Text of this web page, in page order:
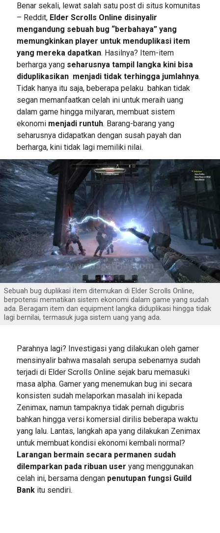
Benar sekali, lewat salah satu post di situs komunitas
– Reddit,Elder Scrolls Online disinyalir
mengandung sebuah bug “berbahaya” yang
memungkinkan player untuk menduplikasi item
yang mereka dapatkan. Hasilnya? Item-item
berharga yang seharusnya tampil langka kini bisa
diduplikasikan menjadi tidak terhingga jumlahnya.
Tidak hanya itu saja, beberapa pelaku bahkan tidak
segan memanfaatkan celah ini untuk meraih uang
dalam game hingga milyaran, membuat sistem
ekonomi menjadi runtuh. Barang-barang yang
seharusnya didapatkan dengan susah payah dan
berharga, kini tidak lagi memiliki nilai.
Sebuah bug duplikasi item ditemukan di Elder Scrolls Online,
berpotensi mematikan sistem ekonomi dalam game yang sudah
ada. Beragam item dan equipment langka diduplikasi hingga tidak
lagi bernilai, termasuk juga sistem uang yang ada.
Parahnya lagi? Investigasi yang dilakukan oleh gamer
mensinyalir bahwa masalah serupa sebenarnya sudah
terjadi di Elder Scrolls Online sejak baru memasuki
masa alpha. Gamer yang menemukan bug ini secara
konsisten sudah melaporkan masalah ini kepada
Zenimax, namun tampaknya tidak pernah digubris
bahkan hingga versi komersial dirilis beberapa waktu
yang lalu. Lantas, langkah apa yang dilakukan Zenimax
untuk membuat kondisi ekonomi kembali normal?
Larangan bermain secara permanen sudah
dilemparkan pada ribuan user yang menggunakan
celah ini, bersama denganpenutupan fungsi Guild
Bankitu sendiri.